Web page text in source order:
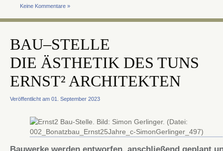
Keine Kommentare »
BAU–STELLE
DIE ÄSTHETIK DES TUNS
ERNST² ARCHITEKTEN
Veröffentlicht am 01. September 2023
Bauwerke werden entworfen, anschließend geplant